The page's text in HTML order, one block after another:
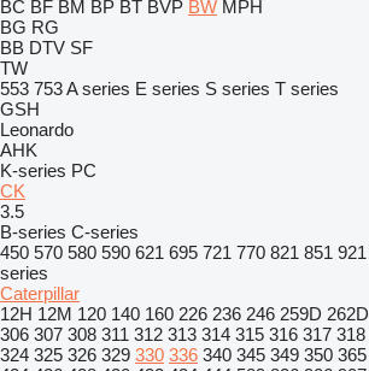
BC BF BM BP BT BVP BW MPH
BG RG
BB DTV SF
TW
553 753A series E series S series T series
GSH
Leonardo
AHK
K-series PC
CK
3.5
B-series C-series
450 570 580 590 621 695 721 770 821 851 921
series
Caterpillar
12H 12M 120 140 160 226 236 246 259D 262D
306 307 308 311 312 313 314 315 316 317 318
324 325 326 329 330 336 340 345 349 350 365